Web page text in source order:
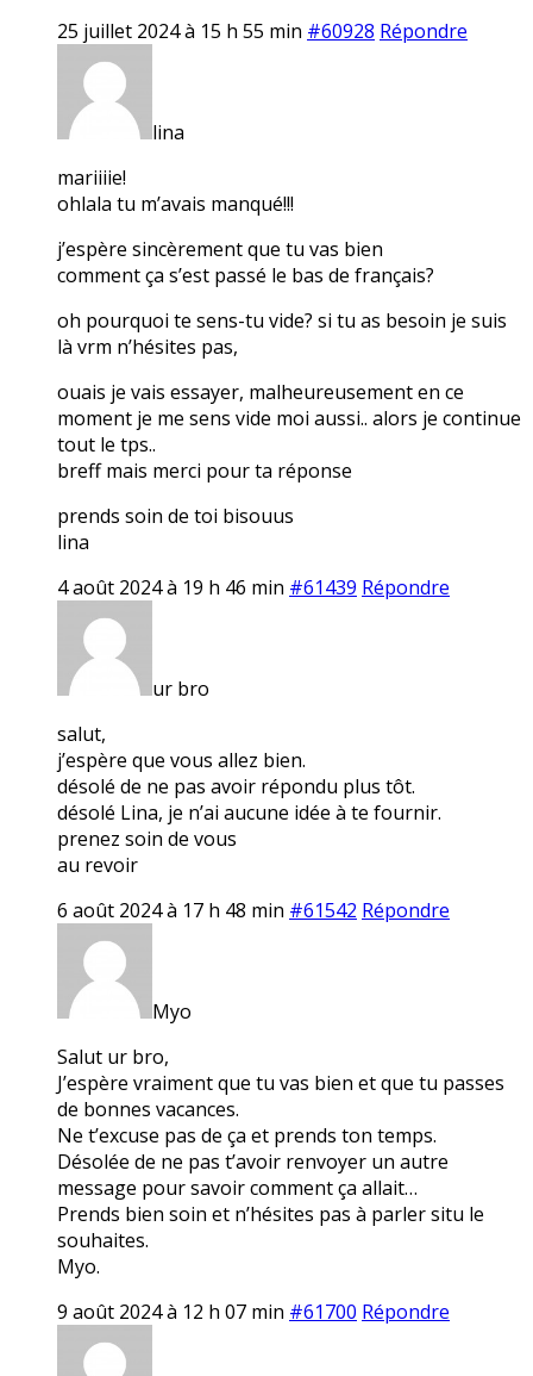
25 juillet 2024 à 15 h 55 min #60928 Répondre
lina
mariiiie!
ohlala tu m’avais manqué!!!
j’espère sincèrement que tu vas bien
comment ça s’est passé le bas de français?
oh pourquoi te sens-tu vide? si tu as besoin je suis
là vrm n’hésites pas,
ouais je vais essayer, malheureusement en ce
moment je me sens vide moi aussi.. alors je continue
tout le tps..
breff mais merci pour ta réponse
prends soin de toi bisouus
lina
4 août 2024 à 19 h 46 min #61439 Répondre
ur bro
salut,
j’espère que vous allez bien.
désolé de ne pas avoir répondu plus tôt.
désolé Lina, je n’ai aucune idée à te fournir.
prenez soin de vous
au revoir
6 août 2024 à 17 h 48 min #61542 Répondre
Myo
Salut ur bro,
J’espère vraiment que tu vas bien et que tu passes
de bonnes vacances.
Ne t’excuse pas de ça et prends ton temps.
Désolée de ne pas t’avoir renvoyer un autre
message pour savoir comment ça allait…
Prends bien soin et n’hésites pas à parler situ le
souhaites.
Myo.
9 août 2024 à 12 h 07 min #61700 Répondre